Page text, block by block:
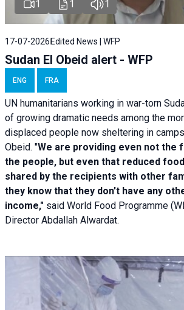
1 1 1
17-07-2026 Edited News | WFP
Sudan El Obeid alert - WFP
ENG FRA
UN humanitarians working in war-torn
of growing dramatic needs among the
displaced people now sheltering in
Obeid. "We are providing even not the
the people, but even that reduced
shared by the recipients with other
they know that they don't have any
income," said World Food Programme
Director Abdallah Alwardat.